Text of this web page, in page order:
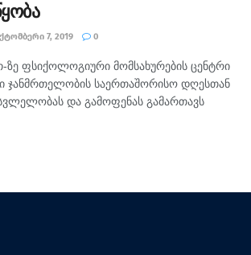
7, 2019 0
ზე ფსიქოლოგიური მომსახურების ცენტრი
ჯანმრთელობის საერთაშორისო დღესთან
და გამოფენას გამართავს